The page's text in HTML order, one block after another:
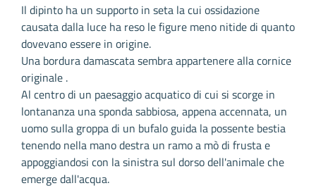
Il dipinto ha un supporto in seta la cui ossidazione
causata dalla luce ha reso le figure meno nitide di quanto
dovevano essere in origine.
Una bordura damascata sembra appartenere alla cornice
originale .
Al centro di un paesaggio acquatico di cui si scorge in
lontananza una sponda sabbiosa, appena accennata, un
uomo sulla groppa di un bufalo guida la possente bestia
tenendo nella mano destra un ramo a mò di frusta e
appoggiandosi con la sinistra sul dorso dell'animale che
emerge dall'acqua.